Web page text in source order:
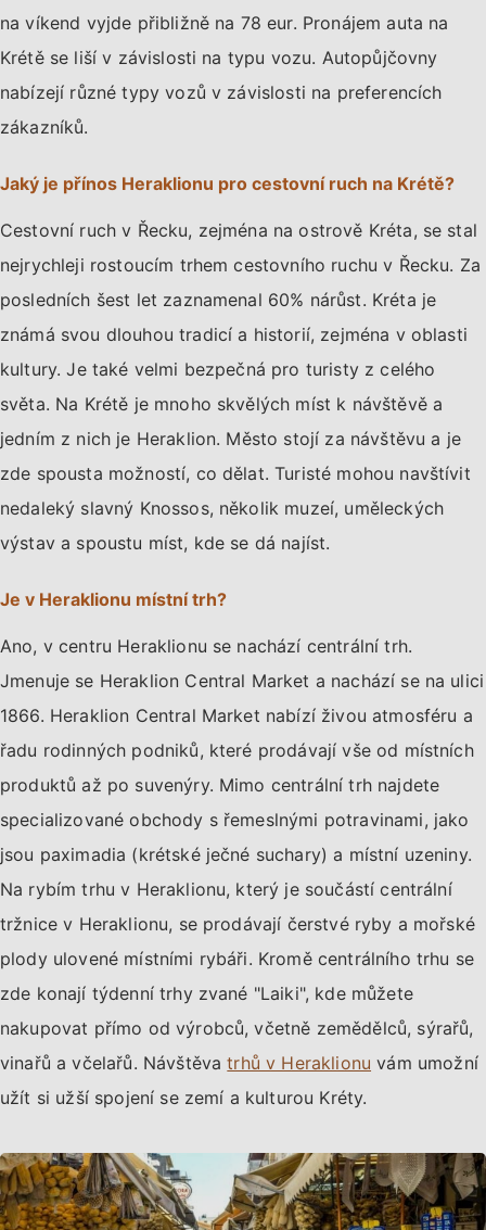
na víkend vyjde přibližně na 78 eur. Pronájem auta na
Krétě se liší v závislosti na typu vozu. Autopůjčovny
nabízejí různé typy vozů v závislosti na preferencích
zákazníků.
Jaký je přínos Heraklionu pro cestovní ruch na Krétě?
Cestovní ruch v Řecku, zejména na ostrově Kréta, se stal
nejrychleji rostoucím trhem cestovního ruchu v Řecku. Za
posledních šest let zaznamenal 60% nárůst. Kréta je
známá svou dlouhou tradicí a historií, zejména v oblasti
kultury. Je také velmi bezpečná pro turisty z celého
světa. Na Krétě je mnoho skvělých míst k návštěvě a
jedním z nich je Heraklion. Město stojí za návštěvu a je
zde spousta možností, co dělat. Turisté mohou navštívit
nedaleký slavný Knossos, několik muzeí, uměleckých
výstav a spoustu míst, kde se dá najíst.
Je v Heraklionu místní trh?
Ano, v centru Heraklionu se nachází centrální trh.
Jmenuje se Heraklion Central Market a nachází se na ulici
1866. Heraklion Central Market nabízí živou atmosféru a
řadu rodinných podniků, které prodávají vše od místních
produktů až po suvenýry. Mimo centrální trh najdete
specializované obchody s řemeslnými potravinami, jako
jsou paximadia (krétské ječné suchary) a místní uzeniny.
Na rybím trhu v Heraklionu, který je součástí centrální
tržnice v Heraklionu, se prodávají čerstvé ryby a mořské
plody ulovené místními rybáři. Kromě centrálního trhu se
zde konají týdenní trhy zvané "Laiki", kde můžete
nakupovat přímo od výrobců, včetně zemědělců, sýrařů,
vinařů a včelařů. Návštěvatrhů v Heraklionu vám umožní
užít si užší spojení se zemí a kulturou Kréty.